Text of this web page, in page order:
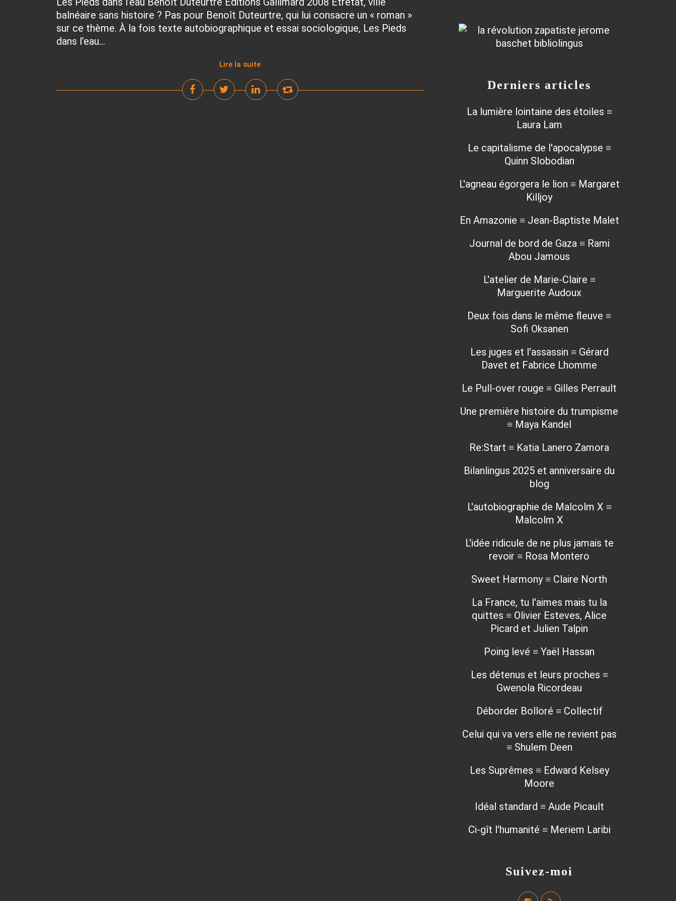
balnéaire sans histoire ? Pas pour Benoît Duteurtre, qui lui consacre un « roman »
sur ce thème. À la fois texte autobiographique et essai sociologique, Les Pieds
dans l’eau...
Lire la suite
Suivez-moi
Derniers articles
La lumière lointaine des étoiles ≡
Laura Lam
Le capitalisme de l'apocalypse ≡
Quinn Slobodian
L'agneau égorgera le lion ≡ Margaret
Killjoy
En Amazonie ≡ Jean-Baptiste Malet
Journal de bord de Gaza ≡ Rami
Abou Jamous
L'atelier de Marie-Claire ≡
Marguerite Audoux
Deux fois dans le même fleuve ≡
Sofi Oksanen
Les juges et l'assassin ≡ Gérard
Davet et Fabrice Lhomme
Le Pull-over rouge ≡ Gilles Perrault
Une première histoire du trumpisme
≡ Maya Kandel
Re:Start ≡ Katia Lanero Zamora
Bilanlingus 2025 et anniversaire du
blog
L'autobiographie de Malcolm X ≡
Malcolm X
L'idée ridicule de ne plus jamais te
revoir ≡ Rosa Montero
Sweet Harmony ≡ Claire North
La France, tu l'aimes mais tu la
quittes ≡ Olivier Esteves, Alice
Picard et Julien Talpin
Poing levé ≡ Yaël Hassan
Les détenus et leurs proches ≡
Gwenola Ricordeau
Déborder Bolloré ≡ Collectif
Celui qui va vers elle ne revient pas
≡ Shulem Deen
Les Suprêmes ≡ Edward Kelsey
Moore
Idéal standard ≡ Aude Picault
Ci-gît l'humanité ≡ Meriem Laribi